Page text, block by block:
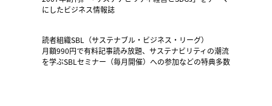
にしたビジネス情報誌
読者組織SBL（サステナブル・ビジネス・リーグ）
月額990円で有料記事読み放題、サステナビリティの潮流
を学ぶSBLセミナー（毎月開催）への参加などの特典多数